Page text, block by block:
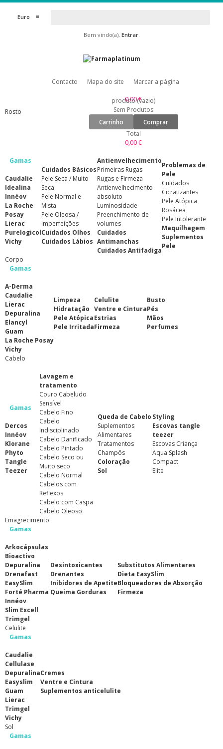
Euro
Bem vindo(a), Entrar.
Contacto Mapa do site Marcar a página
0,00 €
produto (vazio)
Sem Produtos
Carrinho
Comprar
Total
0,00 €
Rosto
Gamas
Caudalie
Idealina
Innéov
La Roche
Posay
Lierac
Purelogicol
Vichy
Cuidados Básicos
Pele Seca / Muito
Seca
Pele Normal e
Mista
Pele Oleosa /
Imperfeições
Cuidados Olhos
Cuidados Lábios
Antienvelhecimento
Primeiras Rugas
Rugas e Firmeza
Antienvelhecimento
absoluto
Luminosidade
Preenchimento de
volumes
Cuidados
Antimanchas
Cuidados Antifadiga
Problemas de
Pele
Cuidados
Cicratizantes
Pele Atópica
Rosácea
Pele Intolerante
Maquilhagem
Suplementos
Pele
Corpo
Gamas
A-Derma
Caudalie
Lierac
Depuralina
Elancyl
Guam
La Roche Posay
Vichy
Limpeza
Hidratação
Pele Atópica
Pele Irritada
Celulite
Ventre e Cintura
Estrias
Firmeza
Busto
Pés
Mãos
Perfumes
Cabelo
Gamas
Dercos
Innéov
Klorane
Phyto
Tangle
Teezer
Lavagem e
tratamento
Couro Cabeludo
Sensível
Cabelo Fino
Cabelo
Indisciplinado
Cabelo Danificado
Cabelo Pintado
Cabelo Seco ou
Muito seco
Cabelo Normal
Cabelos com
Reflexos
Cabelo com Caspa
Cabelo Oleoso
Queda de Cabelo
Suplementos
Alimentares
Tratamentos
Champôs
Coloração
Sol
Styling
Escovas tangle
teezer
Escovas Criança
Aqua Splash
Compact
Elite
Emagrecimento
Gamas
Arkocápsulas
Bioactivo
Depuralina
Drenafast
EasySlim
Forté Pharma
Innéov
Slim Excell
Trimgel
Desintoxicantes
Drenantes
Inibidores de Apetite
Queima Gorduras
Substitutos Alimentares
Dieta EasySlim
Bloqueadores de Absorção
Firmeza
Celulite
Gamas
Caudalie
Cellulase
Depuralina
Easyslim
Guam
Lierac
Trimgel
Vichy
Cremes
Ventre e Cintura
Suplementos anticelulite
Sol
Gamas